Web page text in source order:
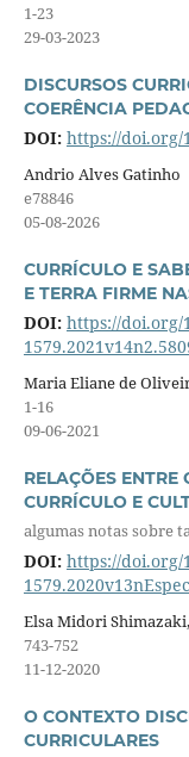
1-23
29-03-2023
DISCURSOS
COERÊNCIA
DOI: https://doi.org/
Andrio Alves Gatinho
e78846
05-08-2026
CURRÍCULO E
E TERRA FIRME
DOI: https://doi.org/
Maria Eliane de
1-16
09-06-2021
RELAÇÕES
CURRÍCULO E
algumas notas sobre
DOI: https://doi.org/
Elsa Midori
743-752
11-12-2020
O CONTEXTO
CURRICULARES